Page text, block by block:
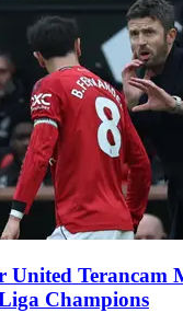
United Terancam
Champions